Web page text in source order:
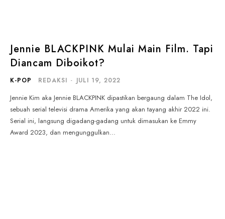
Jennie BLACKPINK Mulai Main Film. Tapi
Diancam Diboikot?
K-POP REDAKSI - JULI 19, 2022
Jennie Kim aka Jennie BLACKPINK dipastikan bergaung dalam The Idol,
sebuah serial televisi drama Amerika yang akan tayang akhir 2022 ini.
Serial ini, langsung digadang-gadang untuk dimasukan ke Emmy
Award 2023, dan mengunggulkan...